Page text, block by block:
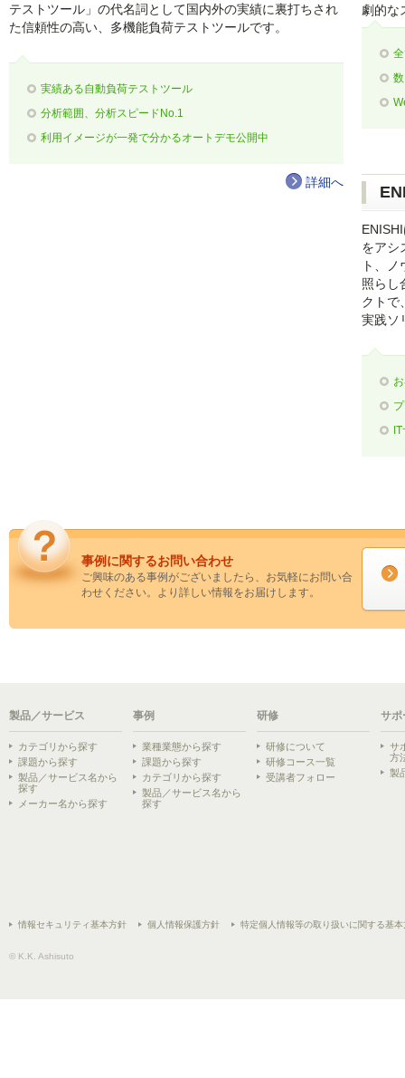
テストツール」の代名詞として国内外の実績に裏打ちされ
た信頼性の高い、多機能負荷テストツールです。
実績ある自動負荷テストツール
分析範囲、分析スピードNo.1
利用イメージが一発で分かるオートデモ公開中
詳細へ
劇的な
をアシ
ト、
照らし
クトで
実践ソ
事例に関するお問い合わせ
ご興味のある事例がございましたら、お気軽にお問い合
わせください。より詳しい情報をお届けします。
製品／サービス
カテゴリから探す
課題から探す
製品／サービス名から
探す
メーカー名から探す
事例
業種業態から探す
課題から探す
カテゴリから探す
製品／サービス名から
探す
研修
研修について
研修コース一覧
受講者フォロー
サポ
サ
方
製
情報セキュリティ基本方針 個人情報保護方針 特定個人情報等の取り扱いに関する基本
© K.K. Ashisuto